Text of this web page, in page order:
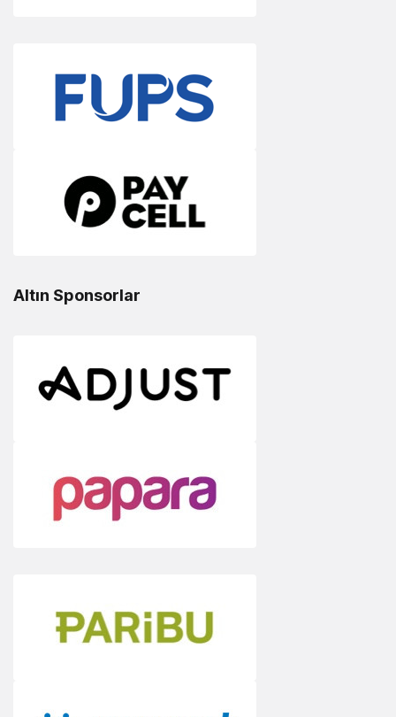
Altın Sponsorlar